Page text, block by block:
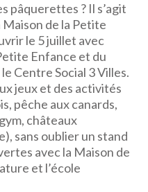
pâquerettes ? Il s’agit
Maison de la Petite
le 5 juillet avec
Enfance et du
Centre Social 3 Villes.
jeux et des activités
pêche aux canards,
châteaux
sans oublier un stand
avec la Maison de
et l’école